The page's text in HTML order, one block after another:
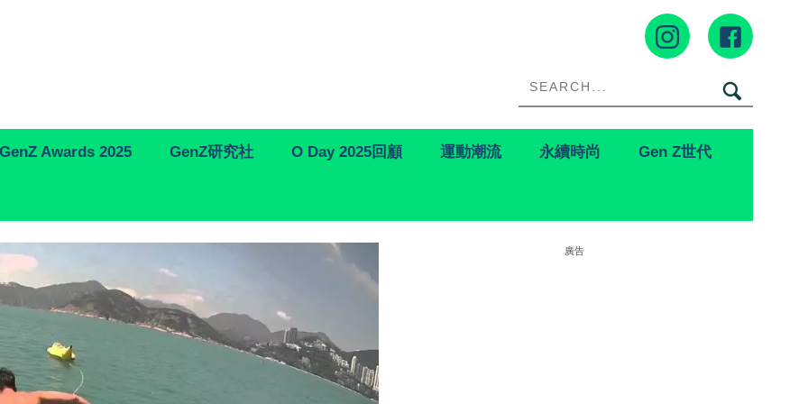
GenZ Awards 2025 GenZ研究社 O Day 2025回顧 運動潮流 永續時尚 Gen Z世代
廣告